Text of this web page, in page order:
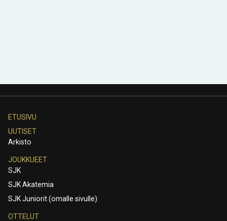
ETUSIVU
UUTISET
Arkisto
JOUKKUEET
SJK
SJK Akatemia
SJK Juniorit (omalle sivulle)
OTTELUT